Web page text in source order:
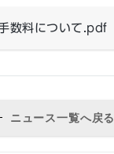
数料について.pdf
ニュース一覧へ戻る